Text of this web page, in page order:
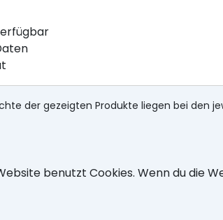
der gezeigten Produkte liegen bei den
benutzt Cookies. Wenn du die